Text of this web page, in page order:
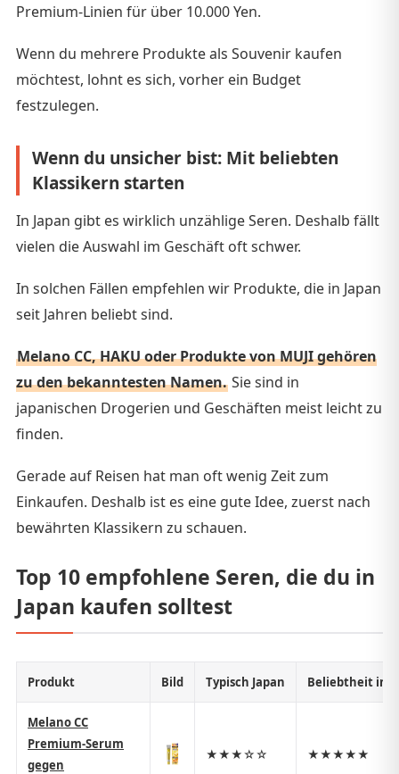
Premium-Linien für über 10.000 Yen.
Wenn du mehrere Produkte als Souvenir kaufen
möchtest, lohnt es sich, vorher ein Budget
festzulegen.
Wenn du unsicher bist: Mit beliebten
Klassikern starten
In Japan gibt es wirklich unzählige Seren. Deshalb fällt
vielen die Auswahl im Geschäft oft schwer.
In solchen Fällen empfehlen wir Produkte, die in Japan
seit Jahren beliebt sind.
Melano CC, HAKU oder Produkte von MUJI gehören
zu den bekanntesten Namen. Sie sind in
japanischen Drogerien und Geschäften meist leicht zu
finden.
Gerade auf Reisen hat man oft wenig Zeit zum
Einkaufen. Deshalb ist es eine gute Idee, zuerst nach
bewährten Klassikern zu schauen.
Top 10 empfohlene Seren, die du in
Japan kaufen solltest
Produkt Bild Typisch Japan Beliebtheit in
Melano CC
Premium-Serum
gegen
★★★☆☆ ★★★★★